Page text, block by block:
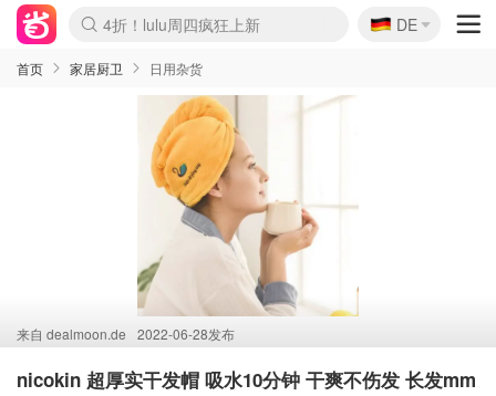
Boticinal 夏促开抢！
4折！lulu周四疯狂上新
还没结束！&OtherStories大促
Joybuy变相75折 随时失效
速领！Stanley独家85折
疑似霸哥！Camper额外叠85折
Zalando 奥莱闪促！每日更新
Moncler反季囤！5折起+叠9折
Coach Brooklyn仅€192
🇩🇪
DE
首页 家居厨卫 日用杂货
来自 dealmoon.de 2022-06-28发布
nicokin 超厚实干发帽 吸水10分钟 干爽不伤发 长发mm